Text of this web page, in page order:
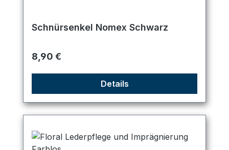
Schnürsenkel Nomex Schwarz
Regulärer Preis:
8,90 €
Details